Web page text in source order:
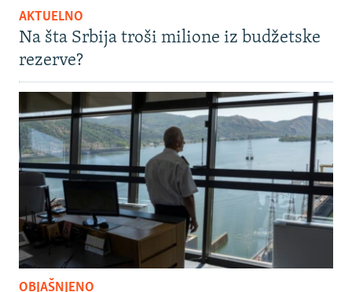
AKTUELNO
Na šta Srbija troši milione iz budžetske
rezerve?
OBJAŠNJENO